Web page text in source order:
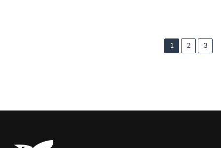
1 2 3